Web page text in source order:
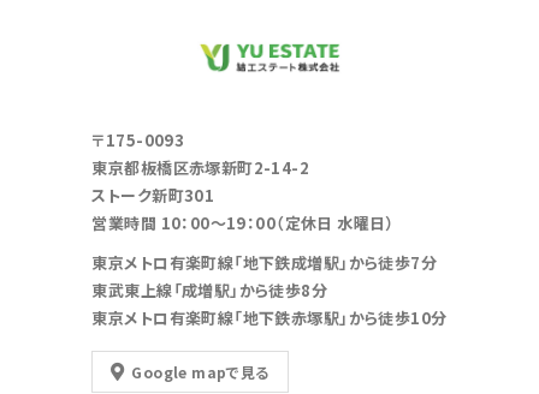
〒175-0093
東京都板橋区赤塚新町2-14-2
ストーク新町301
営業時間 10：00～19：00（定休日 水曜日）
東京メトロ有楽町線「地下鉄成増駅」から徒歩7分
東武東上線「成増駅」から徒歩8分
東京メトロ有楽町線「地下鉄赤塚駅」から徒歩10分
Google mapで見る